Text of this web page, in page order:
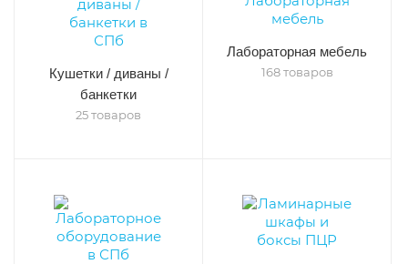
Кушетки / диваны /
банкетки
25 товаров
Лабораторная мебель
168 товаров